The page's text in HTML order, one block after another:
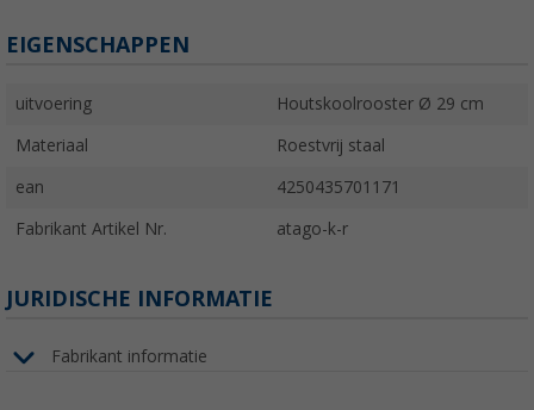
EIGENSCHAPPEN
uitvoering Houtskoolrooster Ø 29 cm
Materiaal Roestvrij staal
ean 4250435701171
Fabrikant Artikel Nr. atago-k-r
JURIDISCHE INFORMATIE
Fabrikant informatie